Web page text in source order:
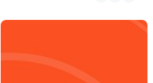
Alma
sans